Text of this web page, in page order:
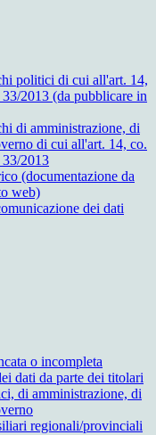
politici di cui all'art. 14,
2013 (da pubblicare in
di amministrazione, di
di cui all'art. 14, co.
2013
(documentazione da
web)
dei dati
o incompleta
dati da parte dei titolari
di amministrazione, di
regionali/provinciali